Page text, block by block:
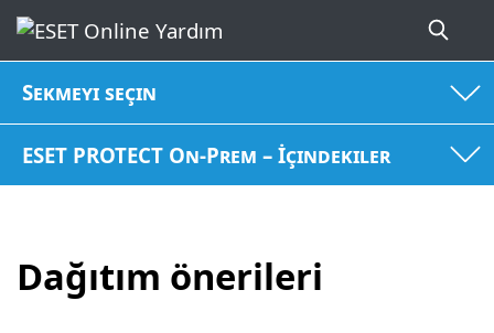
Sekmeyi seçin
ESET PROTECT On-Prem – İçindekiler
Dağıtım önerileri